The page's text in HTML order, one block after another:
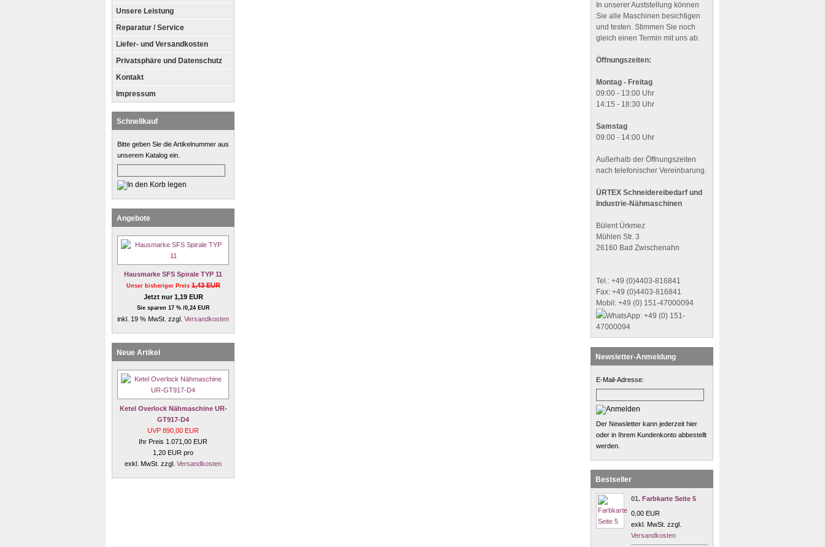
Unsere Leistung
Reparatur / Service
Liefer- und Versandkosten
Privatsphäre und Datenschutz
Kontakt
Impressum
Schnellkauf
Bitte geben Sie die Artikelnummer aus
unserem Katalog ein.
Angebote
Hausmarke SFS Spirale TYP 11
Unser bisheriger Preis1,43 EUR
Jetzt nur 1,19 EUR
Sie sparen 17 % /0,24 EUR
inkl. 19 % MwSt. zzgl. Versandkosten
Neue Artikel
Ketel Overlock Nähmaschine UR-
GT917-D4
UVP 890,00 EUR
Ihr Preis 1.071,00 EUR
1,20 EUR pro
exkl. MwSt. zzgl. Versandkosten
In unserer Auststellung können
Sie alle Maschinen besichtigen
und testen. Stimmen Sie noch
gleich einen Termin mit uns ab.
Öffnungszeiten:
Montag - Freitag
09:00 - 13:00 Uhr
14:15 - 18:30 Uhr
Samstag
09:00 - 14:00 Uhr
Außerhalb der Öffnungszeiten
nach telefonischer Vereinbarung.
ÜRTEX Schneidereibedarf und
Industrie-Nähmaschinen
Bülent Ürkmez
Mühlen Str. 3
26160 Bad Zwischenahn
Tel.: +49 (0)4403-816841
Fax: +49 (0)4403-816841
Mobil: +49 (0) 151-47000094
WhatsApp: +49 (0) 151-
47000094
Newsletter-Anmeldung
E-Mail-Adresse:
Der Newsletter kann jederzeit hier
oder in Ihrem Kundenkonto abbestellt
werden.
Bestseller
01. Farbkarte Seite 5
0,00 EUR
exkl. MwSt. zzgl.
Versandkosten